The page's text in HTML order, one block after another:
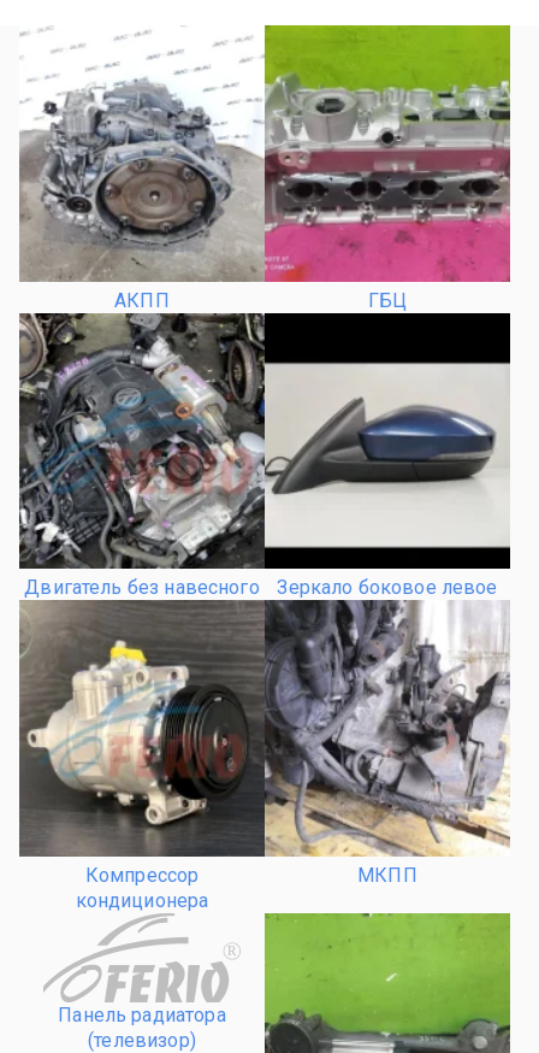
АКПП ГБЦ
Двигатель без навесного Зеркало боковое левое
Компрессор
кондиционера
МКПП
R
Панель радиатора
(телевизор)